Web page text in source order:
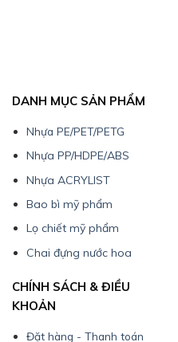
DANH MỤC SẢN PHẨM
Nhựa PE/PET/PETG
Nhựa PP/HDPE/ABS
Nhựa ACRYLIST
Bao bì mỹ phẩm
Lọ chiết mỹ phẩm
Chai đựng nước hoa
CHÍNH SÁCH & ĐIỀU
KHOẢN
Đặt hàng - Thanh toán